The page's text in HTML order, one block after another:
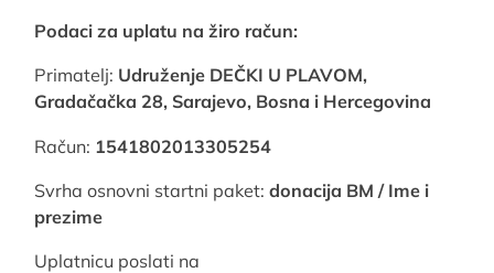
Podaci za uplatu na žiro račun:
Primatelj: Udruženje DEČKI U PLAVOM,
Gradačačka 28, Sarajevo, Bosna i Hercegovina
Račun: 1541802013305254
Svrha osnovni startni paket:donacija BM / Ime i
prezime
Uplatnicu poslati na